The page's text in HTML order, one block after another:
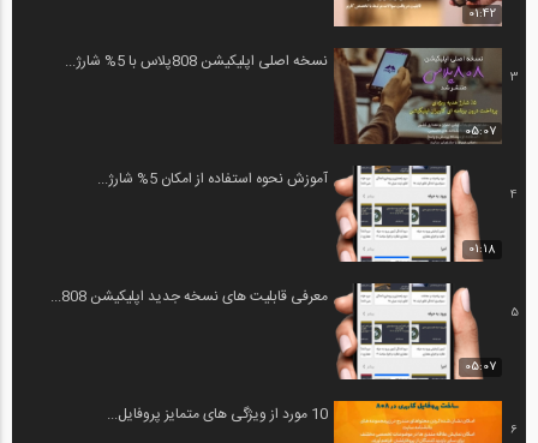
01:42
3
05:07
نسخه اصلی اپلیکیشن 808پلاس با 5% شارژ...
4
01:18
آموزش نحوه استفاده از امکان 5% شارژ...
5
05:07
معرفی قابلیت های نسخه جدید اپلیکیشن 808...
6
10 مورد از ویژگی های متمایز پروفایل...